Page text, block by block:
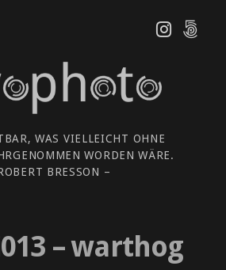
WAS VIELLEICHT OHNE
WORDEN WÄRE.
BRESSON –
– warthog